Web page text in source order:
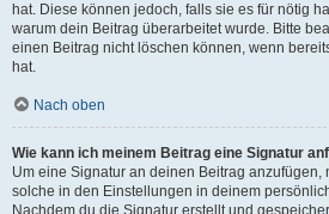
hat. Diese können jedoch, falls sie es für nötig
warum dein Beitrag überarbeitet wurde. Bitte
einen Beitrag nicht löschen können, wenn
hat.
Nach oben
Wie kann ich meinem Beitrag eine Signatur
Um eine Signatur an deinen Beitrag anzufügen,
solche in den Einstellungen in deinem
Nachdem du die Signatur erstellt und